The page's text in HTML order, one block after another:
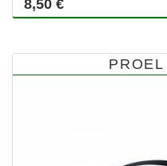
8,50 €
PROEL